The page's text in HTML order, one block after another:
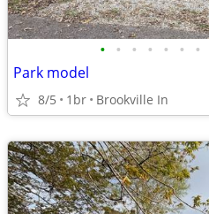
• • • • • • •
Park model
8/5 1br Brookville In